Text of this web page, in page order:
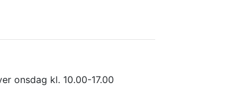
onsdag kl. 10.00-17.00